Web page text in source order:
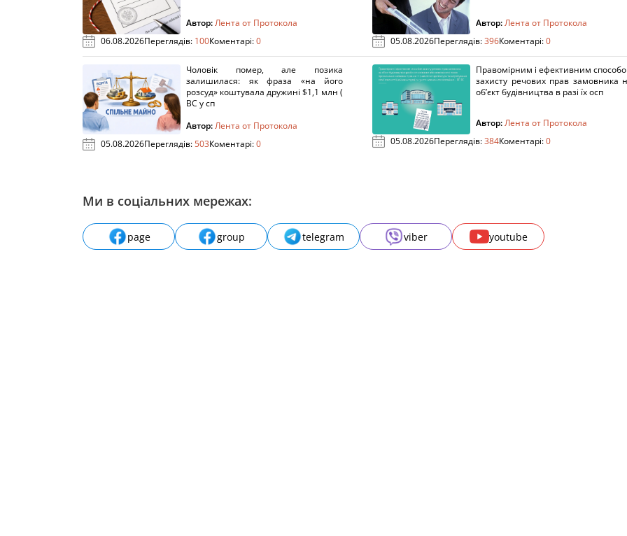
Автор:Лента от Протокола
06.08.2026Переглядів: 100Коментарі:0
Автор:Лента от Протокола
05.08.2026Переглядів:396Коментарі:0
Чоловік помер, але позика
залишилася: як фраза «на його
розсуд» коштувала дружині $1,1 млн (
ВС у сп
Автор:Лента от Протокола
05.08.2026Переглядів:503Коментарі:0
Правомірним і ефективним
захисту речових прав замовника
об’єкт будівництва в разі їх осп
Автор:Лента от Протокола
05.08.2026Переглядів:384Коментарі:0
Ми в соціальних мережах:
page group telegram viber youtube